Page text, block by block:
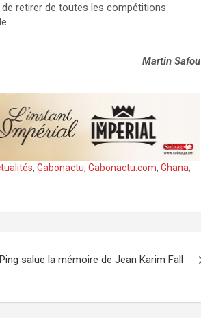
retirer de toutes les compétitions
Martin Safou
, Gabonactu, Gabonactu.com, Ghana,
salue la mémoire de Jean Karim Fall